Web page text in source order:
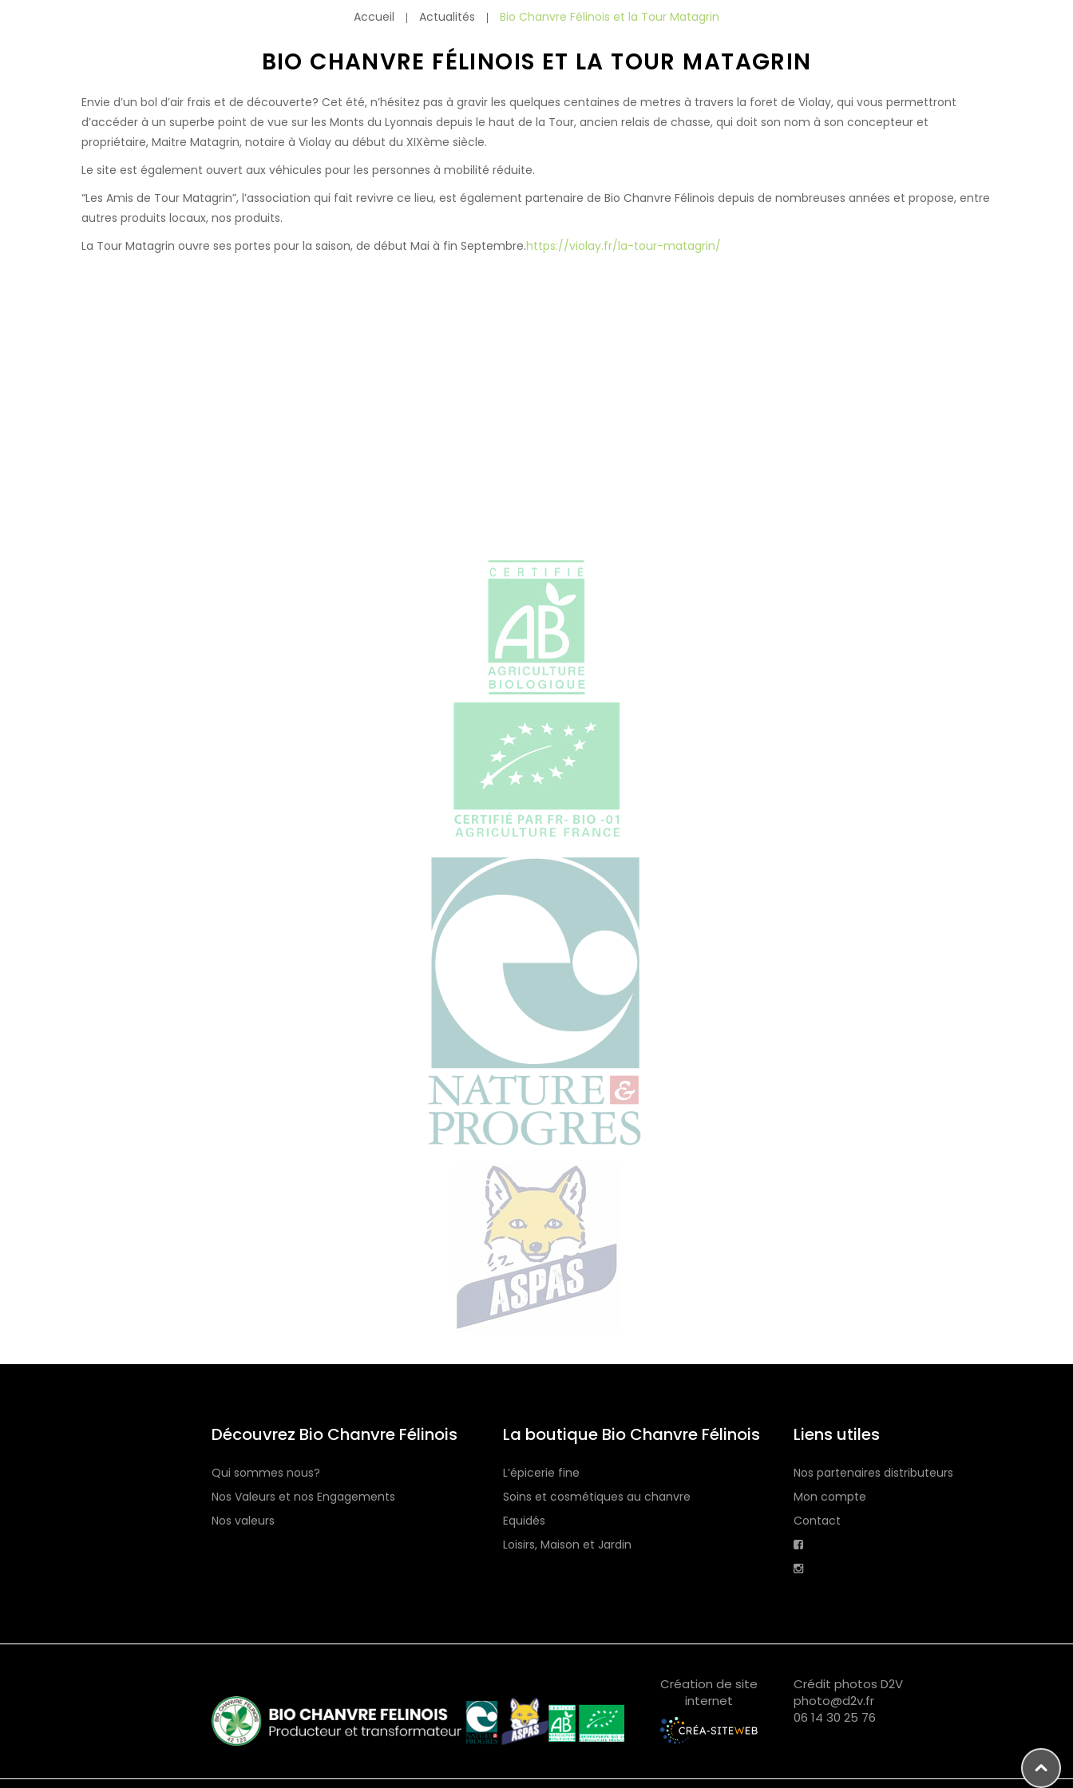
Loisirs Maison et Jardin
La culture du chanvre
Travail du sol en sans labour
Semis et croissance du chanvre
La Récolte du chanvre
0 ARTICLE
Accueil Actualités Bio Chanvre Félinois et la Tour Matagrin
BIO CHANVRE FÉLINOIS ET LA TOUR MATAGRIN
Envie d’un bol d’air frais et de découverte? Cet été, n’hésitez pas à gravir les quelques centaines de metres à travers la foret de Violay, qui vous permettront
d’accéder à un superbe point de vue sur les Monts du Lyonnais depuis le haut de la Tour, ancien relais de chasse, qui doit son nom à son concepteur et
propriétaire, Maitre Matagrin, notaire à Violay au début du XIXème siècle.
Le site est également ouvert aux véhicules pour les personnes à mobilité réduite.
“Les Amis de Tour Matagrin”, l’association qui fait revivre ce lieu, est également partenaire de Bio Chanvre Félinois depuis de nombreuses années et propose, entre
autres produits locaux, nos produits.
La Tour Matagrin ouvre ses portes pour la saison, de début Mai à fin Septembre.https://violay.fr/la-tour-matagrin/
Découvrez Bio Chanvre Félinois
Qui sommes nous?
Nos Valeurs et nos Engagements
Nos valeurs
La boutique Bio Chanvre Félinois
L’épicerie fine
Soins et cosmétiques au chanvre
Equidés
Loisirs, Maison et Jardin
Liens utiles
Nos partenaires distributeurs
Mon compte
Contact
Création de site
internet
Crédit photos D2V
photo@d2v.fr
06 14 30 25 76